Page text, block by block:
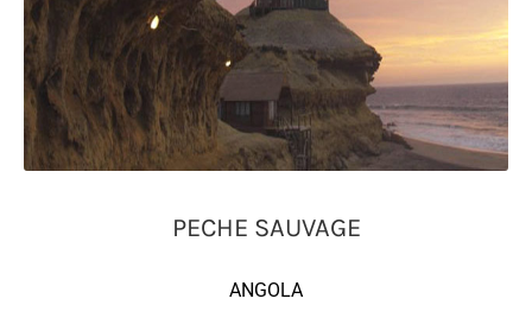
PECHE SAUVAGE
ANGOLA